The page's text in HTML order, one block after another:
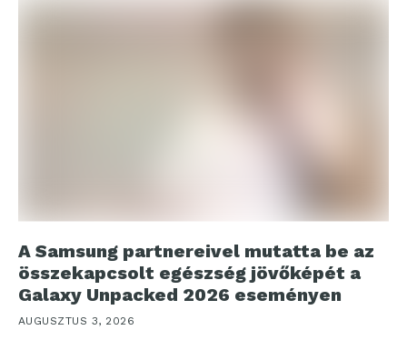
A Samsung partnereivel mutatta be az
összekapcsolt egészség jövőképét a
Galaxy Unpacked 2026 eseményen
AUGUSZTUS 3, 2026